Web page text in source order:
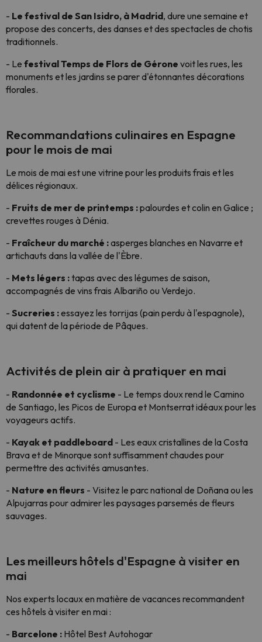
- Le festival de San Isidro, à Madrid, dure une semaine et
propose des concerts, des danses et des spectacles de chotis
traditionnels.
- Le festival Temps de Flors de Gérone voit les rues, les
monuments et les jardins se parer d'étonnantes décorations
florales.
Recommandations culinaires en Espagne
pour le mois de mai
Le mois de mai est une vitrine pour les produits frais et les
délices régionaux.
- Fruits de mer de printemps :palourdes et colin en Galice ;
crevettes rouges à Dénia.
- Fraîcheur du marché :asperges blanches en Navarre et
artichauts dans la vallée de l'Èbre.
- Mets légers : tapas avec des légumes de saison,
accompagnés de vins frais Albariño ou Verdejo.
- Sucreries :essayez les torrijas (pain perdu à l'espagnole),
qui datent de la période de Pâques.
Activités de plein air à pratiquer en mai
- Randonnée et cyclisme - Le temps doux rend le Camino
de Santiago, les Picos de Europa et Montserrat idéaux pour les
voyageurs actifs.
- Kayak et paddleboard - Les eaux cristallines de la Costa
Brava et de Minorque sont suffisamment chaudes pour
permettre des activités amusantes.
- Nature en fleurs - Visitez le parc national de Doñana ou les
Alpujarras pour admirer les paysages parsemés de fleurs
sauvages.
Les meilleurs hôtels d'Espagne à visiter en
mai
Nos experts locaux en matière de vacances recommandent
ces hôtels à visiter en mai :
- Barcelone : Hôtel Best Autohogar